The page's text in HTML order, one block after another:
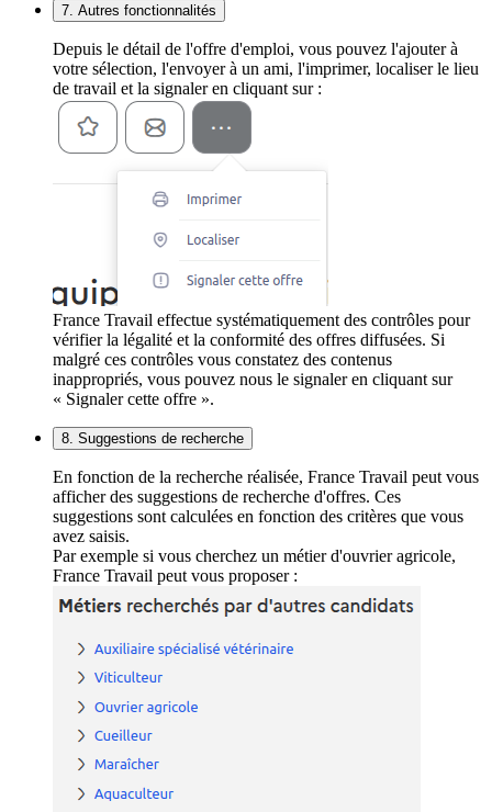
7. Autres fonctionnalités
Depuis le détail de l'offre d'emploi, vous pouvez l'ajouter à
votre sélection, l'envoyer à un ami, l'imprimer, localiser le lieu
de travail et la signaler en cliquant sur :
France Travail effectue systématiquement des contrôles pour
vérifier la légalité et la conformité des offres diffusées. Si
malgré ces contrôles vous constatez des contenus
inappropriés, vous pouvez nous le signaler en cliquant sur
« Signaler cette offre ».
8. Suggestions de recherche
En fonction de la recherche réalisée, France Travail peut vous
afficher des suggestions de recherche d'offres. Ces
suggestions sont calculées en fonction des critères que vous
avez saisis.
Par exemple si vous cherchez un métier d'ouvrier agricole,
France Travail peut vous proposer :